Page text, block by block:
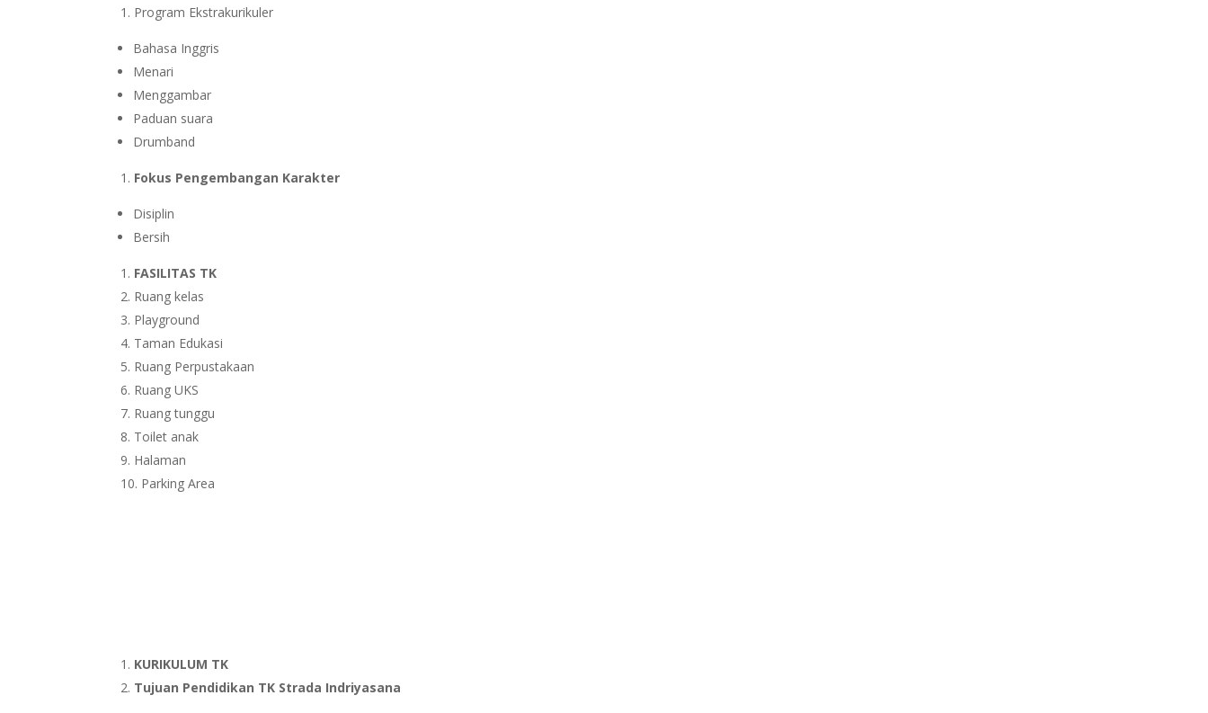
Program Ekstrakurikuler
Bahasa Inggris
Menari
Menggambar
Paduan suara
Drumband
Fokus Pengembangan Karakter
Disiplin
Bersih
FASILITAS TK
Ruang kelas
Playground
Taman Edukasi
Ruang Perpustakaan
Ruang UKS
Ruang tunggu
Toilet anak
Halaman
Parking Area
KURIKULUM TK
Tujuan Pendidikan TK Strada Indriyasana